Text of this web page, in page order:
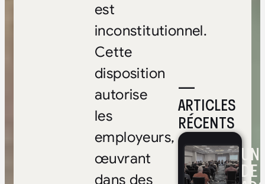
—
ARTICLES
RÉCENTS
DE
est
inconstitutionnel.
Cette
disposition
autorise
les
employeurs,
œuvrant
dans des